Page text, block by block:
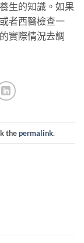
生的知識。如果
者西醫檢查一
實際情況去調
thepermalink.